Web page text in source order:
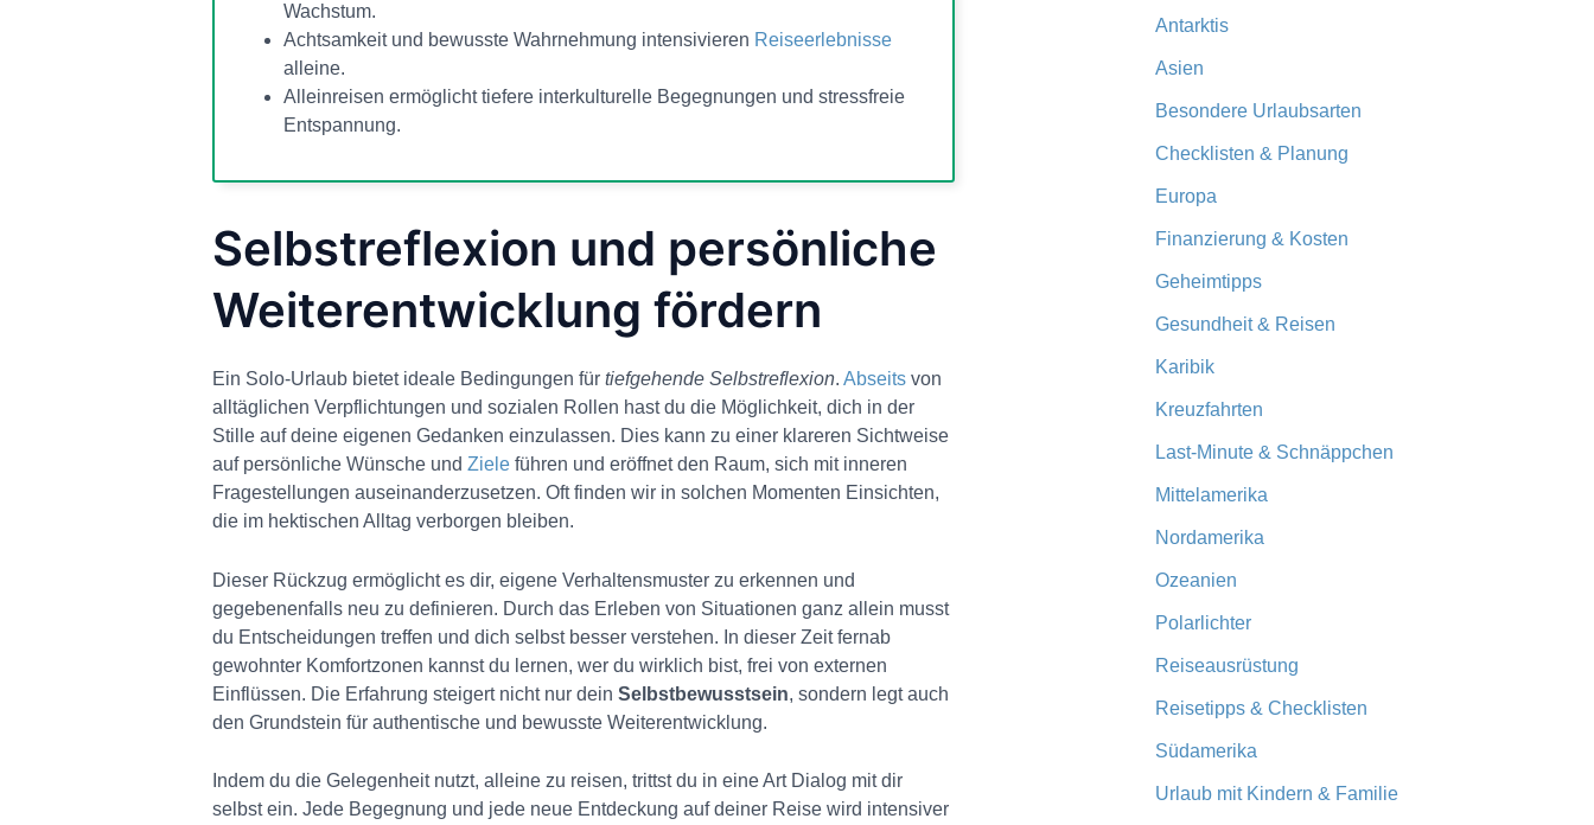
Wachstum.
Achtsamkeit und bewusste Wahrnehmung intensivieren Reiseerlebnisse
alleine.
Alleinreisen ermöglicht tiefere interkulturelle Begegnungen und stressfreie
Entspannung.
Selbstreflexion und persönliche
Weiterentwicklung fördern
Ein Solo-Urlaub bietet ideale Bedingungen für tiefgehende Selbstreflexion. Abseitsvon
alltäglichen Verpflichtungen und sozialen Rollen hast du die Möglichkeit, dich in der
Stille auf deine eigenen Gedanken einzulassen. Dies kann zu einer klareren Sichtweise
auf persönliche Wünsche und Zieleführen und eröffnet den Raum, sich mit inneren
Fragestellungen auseinanderzusetzen. Oft finden wir in solchen Momenten Einsichten,
die im hektischen Alltag verborgen bleiben.
Dieser Rückzug ermöglicht es dir, eigene Verhaltensmuster zu erkennen und
gegebenenfalls neu zu definieren. Durch das Erleben von Situationen ganz allein musst
du Entscheidungen treffen und dich selbst besser verstehen. In dieser Zeit fernab
gewohnter Komfortzonen kannst du lernen, wer du wirklich bist, frei von externen
Einflüssen. Die Erfahrung steigert nicht nur dein Selbstbewusstsein, sondern legt auch
den Grundstein für authentische und bewusste Weiterentwicklung.
Indem du die Gelegenheit nutzt, alleine zu reisen, trittst du in eine Art Dialog mit dir
selbst ein. Jede Begegnung und jede neue Entdeckung auf deiner Reise wird intensiver
Antarktis
Asien
Besondere Urlaubsarten
Checklisten & Planung
Europa
Finanzierung & Kosten
Geheimtipps
Gesundheit & Reisen
Karibik
Kreuzfahrten
Last-Minute & Schnäppchen
Mittelamerika
Nordamerika
Ozeanien
Polarlichter
Reiseausrüstung
Reisetipps & Checklisten
Südamerika
Urlaub mit Kindern & Familie